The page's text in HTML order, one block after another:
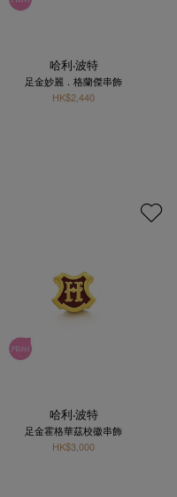
哈利‧波特
足金妙麗．格蘭傑串飾
HK$2,440
哈利‧波特
足金霍格華茲校徽串飾
HK$3,000